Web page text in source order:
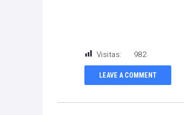
Visitas: 982
LEAVE A COMMENT